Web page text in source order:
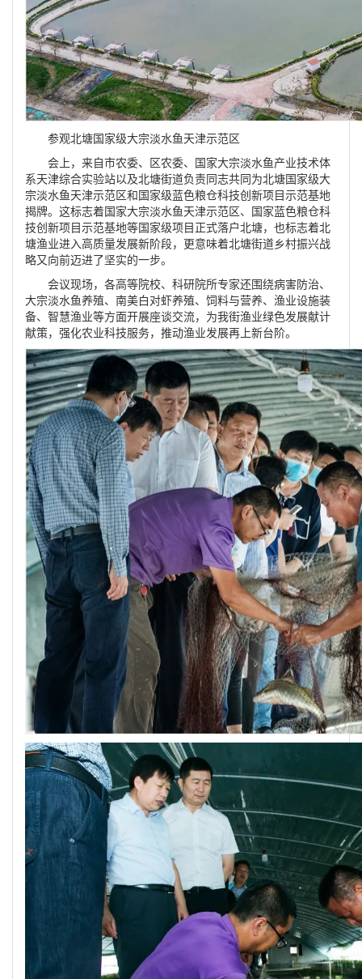
参观北塘国家级大宗淡水鱼天津示范区
会上，来自市农委、区农委、国家大宗淡水鱼产业技术体
系天津综合实验站以及北塘街道负责同志共同为北塘国家级大
宗淡水鱼天津示范区和国家级蓝色粮仓科技创新项目示范基地
揭牌。这标志着国家大宗淡水鱼天津示范区、国家蓝色粮仓科
技创新项目示范基地等国家级项目正式落户北塘，也标志着北
塘渔业进入高质量发展新阶段，更意味着北塘街道乡村振兴战
略又向前迈进了坚实的一步。
会议现场，各高等院校、科研院所专家还围绕病害防治、
大宗淡水鱼养殖、南美白对虾养殖、饲料与营养、渔业设施装
备、智慧渔业等方面开展座谈交流，为我街渔业绿色发展献计
献策，强化农业科技服务，推动渔业发展再上新台阶。